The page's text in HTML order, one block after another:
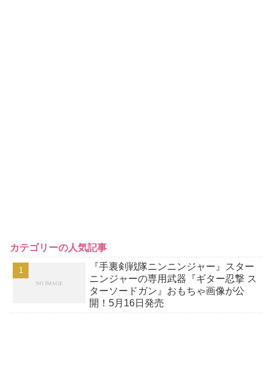
カテゴリーの人気記事
『手裏剣戦隊ニンニンジャー』スター
ニンジャーの専用武器『ギター忍撃 ス
ターソードガン』おもちゃ画像が公
開！5月16日発売